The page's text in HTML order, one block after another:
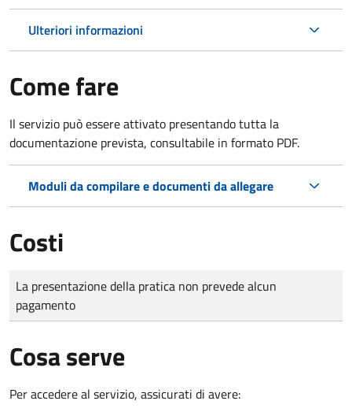
Ulteriori informazioni
Come fare
Il servizio può essere attivato presentando tutta la
documentazione prevista, consultabile in formato PDF.
Moduli da compilare e documenti da allegare
Costi
Tipo di pagamento
Importo
La presentazione della pratica non prevede alcun
pagamento
Cosa serve
Per accedere al servizio, assicurati di avere: